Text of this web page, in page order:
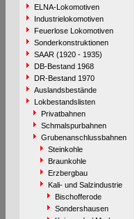
ELNA-Lokomotiven
Industrielokomotiven
Feuerlose Lokomotiven
Sonderkonstruktionen
SAAR (1920 - 1935)
DB-Bestand 1968
DR-Bestand 1970
Auslandsbestände
Lokbestandslisten
Privatbahnen
Schmalspurbahnen
Grubenanschlussbahnen
Steinkohle
Braunkohle
Erzbergbau
Kali- und Salzindustrie
Bischofferode
Sondershausen